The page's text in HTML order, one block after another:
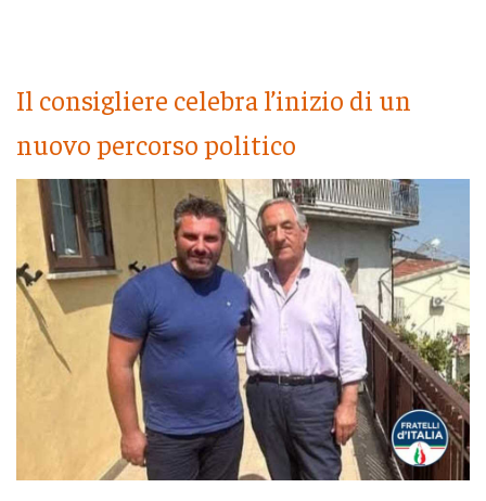
Il consigliere celebra l’inizio di un
nuovo percorso politico